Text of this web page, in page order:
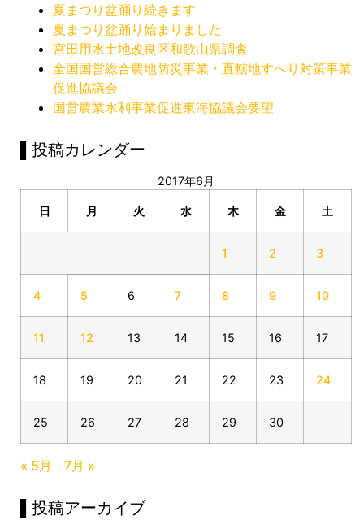
夏まつり盆踊り続きます
夏まつり盆踊り始まりました
宮田用水土地改良区和歌山県調査
全国国営総合農地防災事業・直轄地すべり対策事業
促進協議会
国営農業水利事業促進東海協議会要望
▌投稿カレンダー
2017年6月
日 月 火 水 木 金 土
1 2 3
4 5 6 7 8 9 10
11 12 13 14 15 16 17
18 19 20 21 22 23 24
25 26 27 28 29 30
« 5月 7月 »
▌投稿アーカイブ